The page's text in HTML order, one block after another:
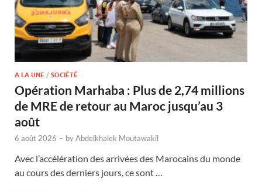
A LA UNE / SOCIÉTÉ
Opération Marhaba : Plus de 2,74 millions
de MRE de retour au Maroc jusqu’au 3
août
6 août 2026 - byAbdelkhalek Moutawakil
Avec l’accélération des arrivées des Marocains du monde
au cours des derniers jours, ce sont …